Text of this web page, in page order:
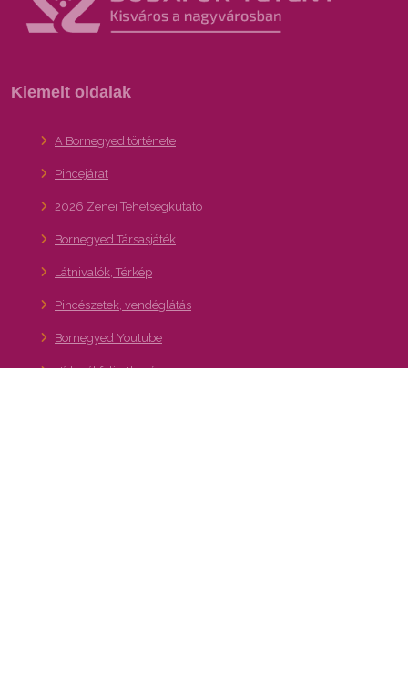
Kiemelt oldalak
A Bornegyed története
Pincejárat
2026 Zenei Tehetségkutató
Bornegyed Társasjáték
Látnivalók, Térkép
Pincészetek, vendéglátás
Bornegyed Youtube
Hírlevél feliratkozás